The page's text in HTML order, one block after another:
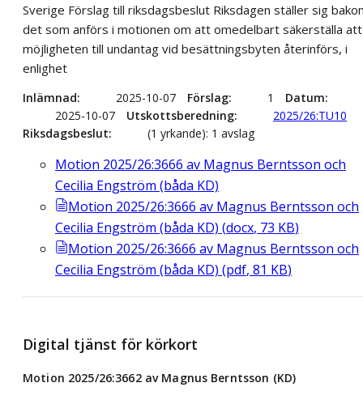
Sverige Förslag till riksdagsbeslut Riksdagen ställer sig
det som anförs i motionen om att omedelbart säkerställa att
möjligheten till undantag vid besättningsbyten återinförs, i
enlighet
Inlämnad 2025-10-07 Förslag 1
Datum
2025-10-07
Utskottsberedning
2025/26:TU10
Riksdagsbeslut
(1 yrkande): 1 avslag
Motion 2025/26:3666 av Magnus Berntsson och
Cecilia Engström (båda KD)
Motion 2025/26:3666 av Magnus Berntsson och
Cecilia Engström (båda KD) (docx, 73 KB)
Motion 2025/26:3666 av Magnus Berntsson och
Cecilia Engström (båda KD) (pdf, 81 KB)
Digital tjänst för körkort
Motion 2025/26:3662 av Magnus Berntsson (KD)